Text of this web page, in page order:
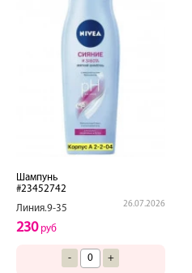
Шампунь
#23452742
Линия.9-35
26.07.2026
230руб
- +